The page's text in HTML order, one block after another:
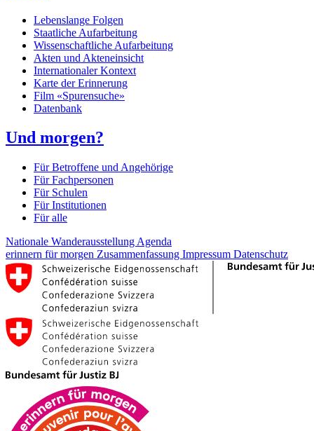
Lebenslange Folgen
Staatliche Aufarbeitung
Wissenschaftliche Aufarbeitung
Akten und Akteneinsicht
Internationaler Kontext
Karte der Erinnerung
Film «Spurensuche»
Datenbank
Und morgen?
Für Betroffene und Angehörige
Für Fachpersonen
Für Schulen
Für Institutionen
Für alle
Nationale Wanderausstellung Agenda
erinnern für morgen Zusammenfassung Impressum Datenschutz